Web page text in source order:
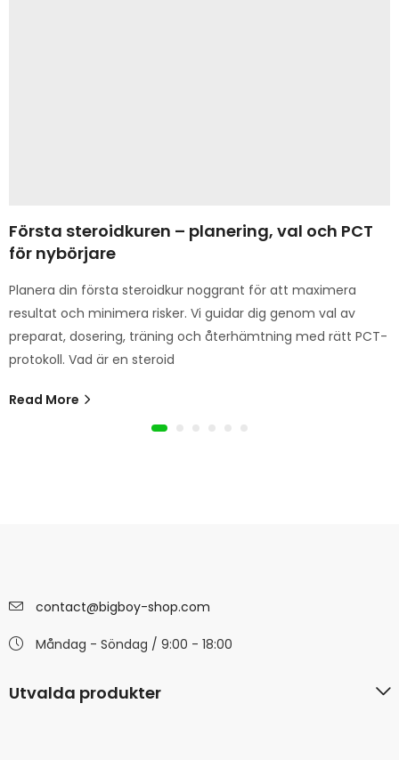
Första steroidkuren – planering, val och PCT
för nybörjare
Planera din första steroidkur noggrant för att maximera
resultat och minimera risker. Vi guidar dig genom val av
preparat, dosering, träning och återhämtning med rätt PCT-
protokoll. Vad är en steroid
Read More
contact@bigboy-shop.com
Måndag - Söndag / 9:00 - 18:00
Utvalda produkter